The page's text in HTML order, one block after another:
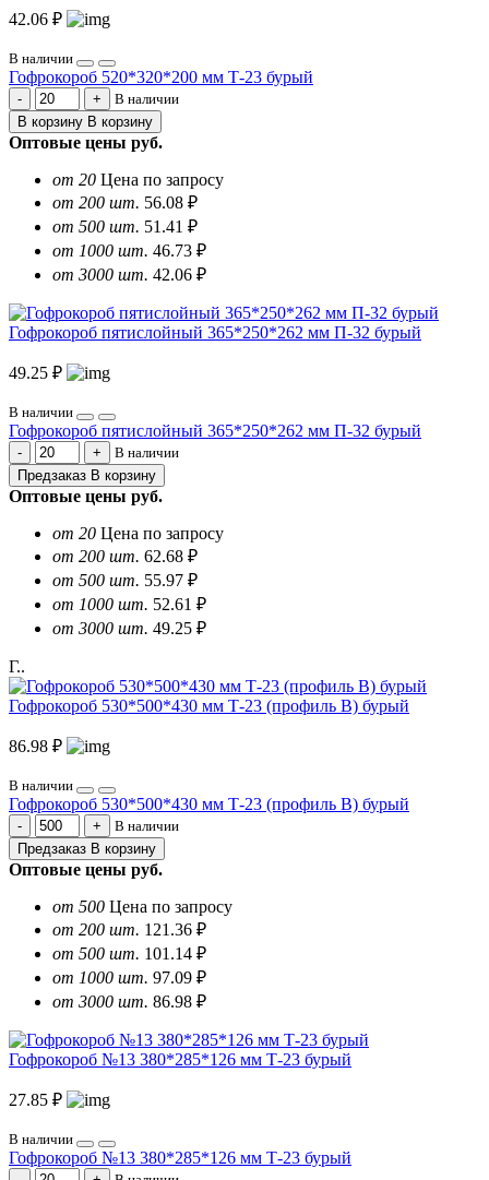
42.06 ₽
В наличии
Гофрокороб 520*320*200 мм Т-23 бурый
В наличии
В корзину В корзину
Оптовые цены руб.
от 20 Цена по запросу
от 200 шт. 56.08 ₽
от 500 шт. 51.41 ₽
от 1000 шт. 46.73 ₽
от 3000 шт. 42.06 ₽
Гофрокороб пятислойный 365*250*262 мм П-32 бурый
49.25 ₽
В наличии
Гофрокороб пятислойный 365*250*262 мм П-32 бурый
В наличии
Предзаказ В корзину
Оптовые цены руб.
от 20 Цена по запросу
от 200 шт. 62.68 ₽
от 500 шт. 55.97 ₽
от 1000 шт. 52.61 ₽
от 3000 шт. 49.25 ₽
Г..
Гофрокороб 530*500*430 мм Т-23 (профиль B) бурый
86.98 ₽
В наличии
Гофрокороб 530*500*430 мм Т-23 (профиль B) бурый
В наличии
Предзаказ В корзину
Оптовые цены руб.
от 500 Цена по запросу
от 200 шт. 121.36 ₽
от 500 шт. 101.14 ₽
от 1000 шт. 97.09 ₽
от 3000 шт. 86.98 ₽
Гофрокороб №13 380*285*126 мм Т-23 бурый
27.85 ₽
В наличии
Гофрокороб №13 380*285*126 мм Т-23 бурый